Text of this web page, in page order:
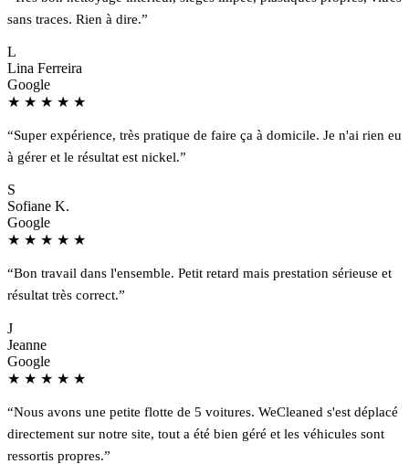
sans traces. Rien à dire.”
L
Lina Ferreira
Google
★ ★ ★ ★ ★
“Super expérience, très pratique de faire ça à domicile. Je n'ai rien eu
à gérer et le résultat est nickel.”
S
Sofiane K.
Google
★ ★ ★ ★ ★
“Bon travail dans l'ensemble. Petit retard mais prestation sérieuse et
résultat très correct.”
J
Jeanne
Google
★ ★ ★ ★ ★
“Nous avons une petite flotte de 5 voitures. WeCleaned s'est déplacé
directement sur notre site, tout a été bien géré et les véhicules sont
ressortis propres.”